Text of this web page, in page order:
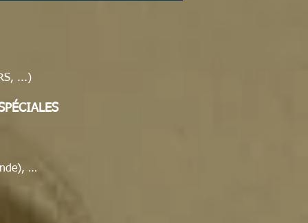
...)
…